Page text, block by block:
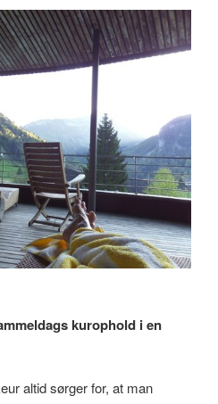
kurophold i en
altid sørger for, at man